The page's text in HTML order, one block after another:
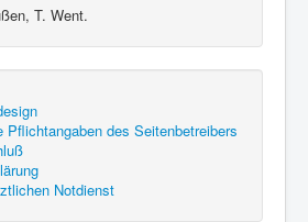
T. Went.
Pflichtangaben des Seitenbetreibers
Notdienst